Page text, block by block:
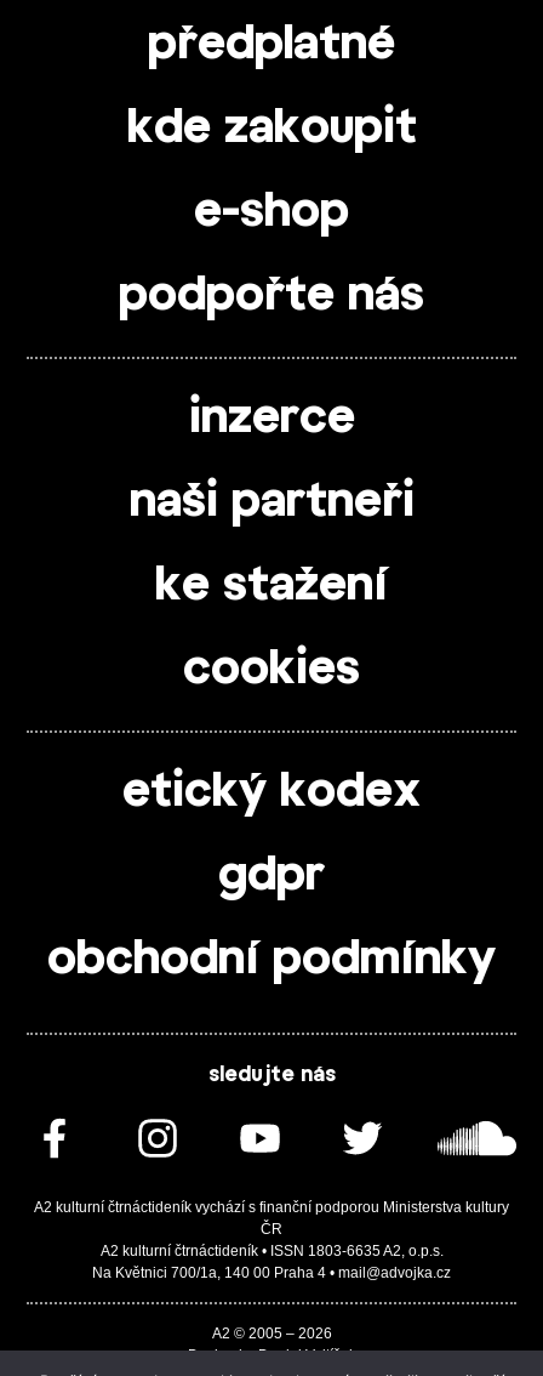
předplatné
kde zakoupit
e-shop
podpořte nás
inzerce
naši partneři
ke stažení
cookies
etický kodex
gdpr
obchodní podmínky
sledujte nás
A2 kulturní čtrnáctideník vychází s finanční podporou Ministerstva kultury
ČR
A2 kulturní čtrnáctideník • ISSN 1803-6635 A2, o.p.s.
Na Květnici 700/1a, 140 00 Praha 4 • mail@advojka.cz
A2 © 2005 – 2026
Design by Daniel Vojtíšek